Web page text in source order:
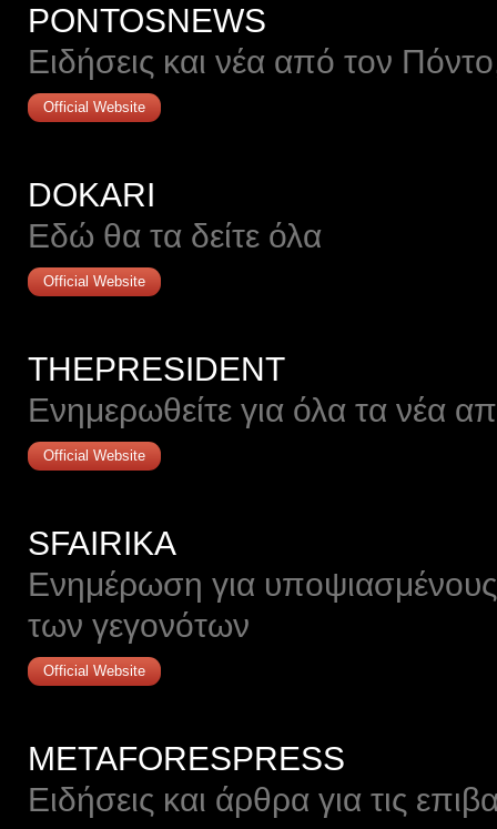
PONTOSNEWS
Ειδήσεις και νέα από τον
Official Website
DOKARI
Εδώ θα τα δείτε όλα
Official Website
THEPRESIDENT
Ενημερωθείτε για όλα τα νέα
Official Website
SFAIRIKA
Ενημέρωση για
των γεγονότων
Official Website
METAFORESPRESS
Ειδήσεις και άρθρα για τις